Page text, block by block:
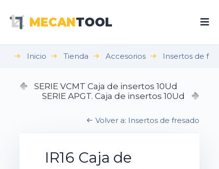
MECANTOOL
Inicio Tienda Accesorios Insertos de
SERIE VCMT Caja de insertos 10Ud
SERIE APGT. Caja de insertos 10Ud
Volver a: Insertos de fresado
IR16 Caja de